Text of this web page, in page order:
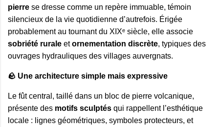
pierre se dresse comme un repère immuable, témoin
silencieux de la vie quotidienne d’autrefois. Érigée
sobriété rurale et ornementation discrète, typiques des
ouvrages hydrauliques des villages auvergnats.
🪨 Une architecture simple mais expressive
Le fût central, taillé dans un bloc de pierre volcanique,
présente des motifs sculptés qui rappellent l’esthétique
locale : lignes géométriques, symboles protecteurs, et